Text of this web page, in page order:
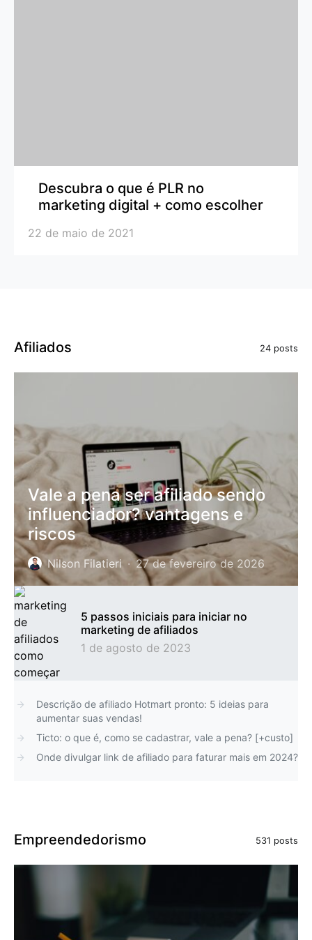
Descubra o que é PLR no
marketing digital + como escolher
22 de maio de 2021
Afiliados 24 posts
Vale a pena ser afiliado sendo
influenciador? vantagens e
riscos
Nilson Filatieri 27 de fevereiro de 2026
5 passos iniciais para iniciar no
marketing de afiliados
1 de agosto de 2023
Descrição de afiliado Hotmart pronto: 5 ideias para
aumentar suas vendas!
Ticto: o que é, como se cadastrar, vale a pena? [+custo]
Onde divulgar link de afiliado para faturar mais em 2024?
Empreendedorismo 531 posts